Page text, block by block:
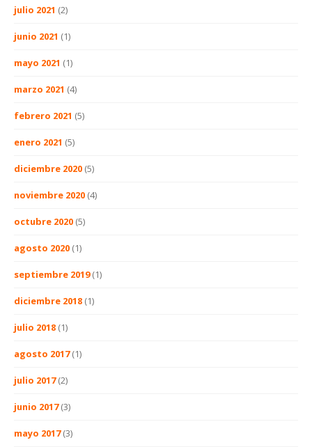
julio 2021 (2)
junio 2021 (1)
mayo 2021 (1)
marzo 2021 (4)
febrero 2021 (5)
enero 2021 (5)
diciembre 2020 (5)
noviembre 2020 (4)
octubre 2020 (5)
agosto 2020 (1)
septiembre 2019(1)
diciembre 2018 (1)
julio 2018 (1)
agosto 2017(1)
julio 2017(2)
junio 2017(3)
mayo 2017(3)